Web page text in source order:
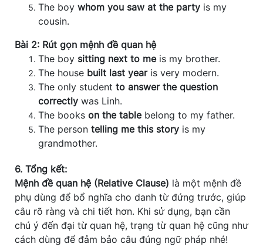
The boy whom you saw at the party is my
cousin.
Bài 2: Rút gọn mệnh đề quan hệ
The boy sitting next to meis my brother.
The house built last yearis very modern.
The only student to answer the question
correctly was Linh.
The books on the tablebelong to my father.
The person telling me this story is my
grandmother.
6. Tổng kết:
Mệnh đề quan hệ (Relative Clause) là một mệnh đề
phụ dùng để bổ nghĩa cho danh từ đứng trước, giúp
câu rõ ràng và chi tiết hơn. Khi sử dụng, bạn cần
chú ý đến đại từ quan hệ, trạng từ quan hệ cũng như
cách dùng để đảm bảo câu đúng ngữ pháp nhé!